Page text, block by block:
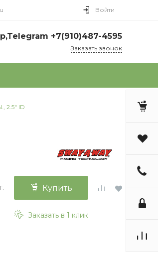
Войти
+7(910)487-4595
Заказать звонок
2.5" ID
Купить
Заказать в 1 клик